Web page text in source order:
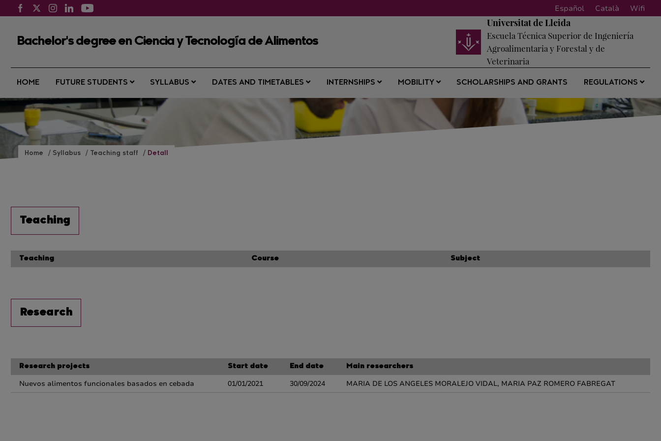
Español Català Wifi
Bachelor's degree en Ciencia y Tecnología de Alimentos
Universitat de Lleida
Escuela Técnica Superior de Ingeniería
Agroalimentaria y Forestal y de
Veterinaria
HOME FUTURE STUDENTS SYLLABUS DATES AND TIMETABLES INTERNSHIPS MOBILITY SCHOLARSHIPS AND GRANTS REGULATIONS
Home Syllabus Teaching staff Detall
Teaching
Teaching Course Subject
Research
Research projects Start date End date Main researchers
Nuevos alimentos funcionales basados en cebada 01/01/2021 30/09/2024 MARIA DE LOS ANGELES MORALEJO VIDAL, MARIA PAZ ROMERO FABREGAT